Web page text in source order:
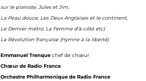
sur le pianiste, Jules et Jim,
La Peau douce, Les Deux Anglaises et le continent,
Le Dernier métro, La Femme d’à-côté etc)
La Révolution française (Hymne à la liberté)
Emmanuel Trenquechef de chœur
Chœur de Radio France
Orchestre Philharmonique de Radio France